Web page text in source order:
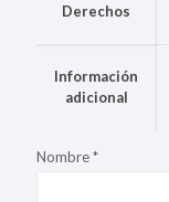
Derechos
Información
adicional
Nombre*